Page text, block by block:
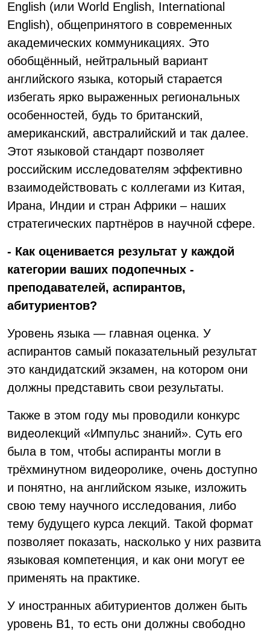
English (или World English, International
English), общепринятого в современных
академических коммуникациях. Это
обобщённый, нейтральный вариант
английского языка, который старается
избегать ярко выраженных региональных
особенностей, будь то британский,
американский, австралийский и так далее.
Этот языковой стандарт позволяет
российским исследователям эффективно
взаимодействовать с коллегами из Китая,
Ирана, Индии и стран Африки – наших
стратегических партнёров в научной сфере.
- Как оценивается результат у каждой
категории ваших подопечных -
преподавателей, аспирантов,
абитуриентов?
Уровень языка — главная оценка. У
аспирантов самый показательный результат
это кандидатский экзамен, на котором они
должны представить свои результаты.
Также в этом году мы проводили конкурс
видеолекций «Импульс знаний». Суть его
была в том, чтобы аспиранты могли в
трёхминутном видеоролике, очень доступно
и понятно, на английском языке, изложить
свою тему научного исследования, либо
тему будущего курса лекций. Такой формат
позволяет показать, насколько у них развита
языковая компетенция, и как они могут ее
применять на практике.
У иностранных абитуриентов должен быть
уровень B1, то есть они должны свободно